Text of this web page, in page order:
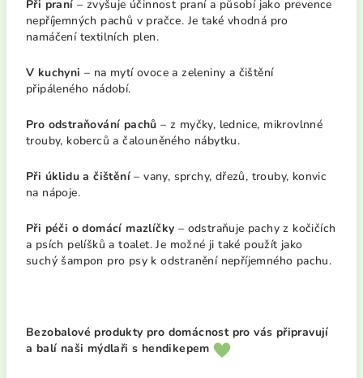
Při praní – zvyšuje účinnost praní a působí jako prevence
nepříjemných pachů v pračce. Je také vhodná pro
namáčení textilních plen.
V kuchyni – na mytí ovoce a zeleniny a čištění
připáleného nádobí.
Pro odstraňování pachů – z myčky, lednice, mikrovlnné
trouby, koberců a čalouněného nábytku.
Při úklidu a čištění – vany, sprchy, dřezů, trouby, konvic
na nápoje.
Při péči o domácí mazlíčky – odstraňuje pachy z kočičích
a psích pelíšků a toalet. Je možné ji také použít jako
suchý šampon pro psy k odstranění nepříjemného pachu.
Bezobalové produkty pro domácnost pro vás připravují
a balí naši mýdlaři s hendikepem